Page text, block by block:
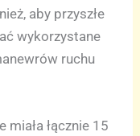
aby przyszłe
wykorzystane
ruchu
łącznie 15